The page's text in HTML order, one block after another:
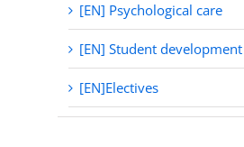
[EN] Psychological care
[EN] Student development
[EN]Electives